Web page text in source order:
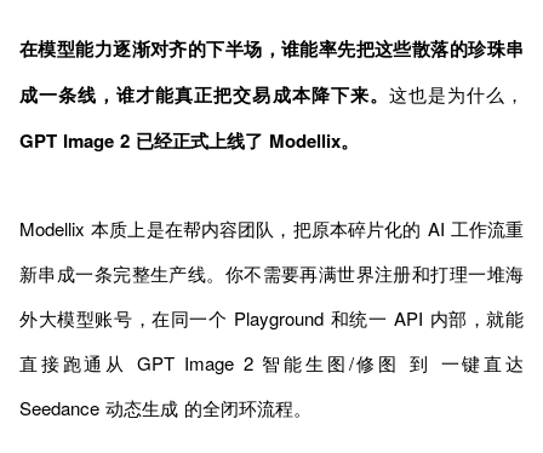
在模型能力逐渐对齐的下半场，谁能率先把这些散落的珍珠串
成一条线，谁才能真正把交易成本降下来。 这也是为什么，
GPT Image 2 已经正式上线了 Modellix。
Modellix 本质上是在帮内容团队，把原本碎片化的 AI 工作流重
新串成一条完整生产线。你不需要再满世界注册和打理一堆海
外大模型账号，在同一个 Playground 和统一 API 内部，就能
直接跑通从 GPT Image 2 智能生图/修图 到 一键直达
Seedance 动态生成 的全闭环流程。